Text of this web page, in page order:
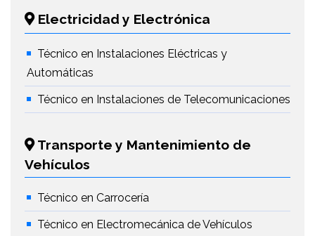
Electricidad y Electrónica
Técnico en Instalaciones Eléctricas y
Automáticas
Técnico en Instalaciones de Telecomunicaciones
Transporte y Mantenimiento de
Vehículos
Técnico en Carrocería
Técnico en Electromecánica de Vehículos